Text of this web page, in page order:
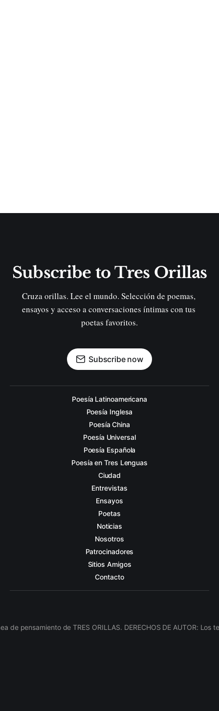
Subscribe to Tres Orillas
Cruza orillas. Lee el mundo. Selección de poemas,
ensayos y acceso a conversaciones íntimas con tus
poetas favoritos.
Subscribe now
Poesía Latinoamericana
Poesía Inglesa
Poesía China
Poesía Universal
Poesía Española
Poesía en Tres Lenguas
Ciudad
Entrevistas
Ensayos
Poetas
Noticias
Nosotros
Patrocinadores
Sitios Amigos
Contacto
pensamiento de TRES ORILLAS. DERECHOS DE